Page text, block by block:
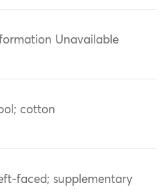
Unavailable
cotton
faced; supplementary